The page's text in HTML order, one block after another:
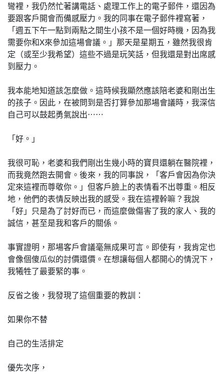
彎裡，我仍然忙著講電話、處理工作上的電子郵件，還因為
要跟客戶開會而備感壓力。我的同事在電子郵件裡寫著，
「週五下午一點到兩點之間生小孩不是一個好時機，因為我
需要你和X來參加這場會議。」那天是星期五，雖然我很肯
定（或至少我希望）這些不過是玩笑話，但我還是對出席感
到壓力。
我本能地知道該怎麼做。這時候我顯然應該陪老婆和剛出生
的孩子。因此，在被問到是否打算參加那場會議時，我深信
自己可以鼓起勇氣說出⋯⋯
「好。」
我很可恥，老婆和我們剛出生幾小時的寶貝還躺在醫院裡，
而我竟然跑去開會。後來，我的同事說，「客戶會因為你決
定來這裡而尊敬你。」但客戶臉上的表情看不出尊重。相反
地，他們的表情反映出我的感受。我在這裡幹嘛？我說
「好」只是為了討好而已，而這麼做傷害了我的家人、我的
誠信，甚至是我和客戶的關係。
事實證明，那場客戶會議毫無成果可言。即使有，我肯定也
會像個傻瓜似的討價還價。在想讓每個人都開心的情況下，
我犧牲了最要緊的事。
反省之後，我發現了這個重要的教訓：
如果你不替
自己的生活排定
優先次序，